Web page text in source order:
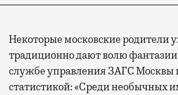
Некоторые московские родители
традиционно дают волю
службе управления ЗАГС Москвы
статистикой: «Среди необычных